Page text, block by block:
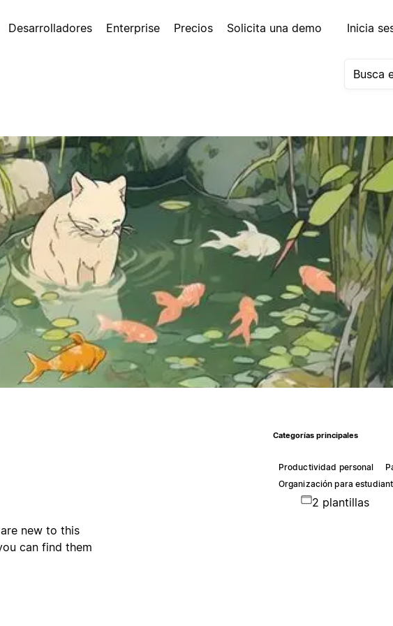
Desarrolladores Enterprise Precios Solicita una demo Inicia
new to this
can find them
Categorías principales
Productividad personal
Organización para
2 plantillas